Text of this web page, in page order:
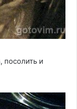
посолить и